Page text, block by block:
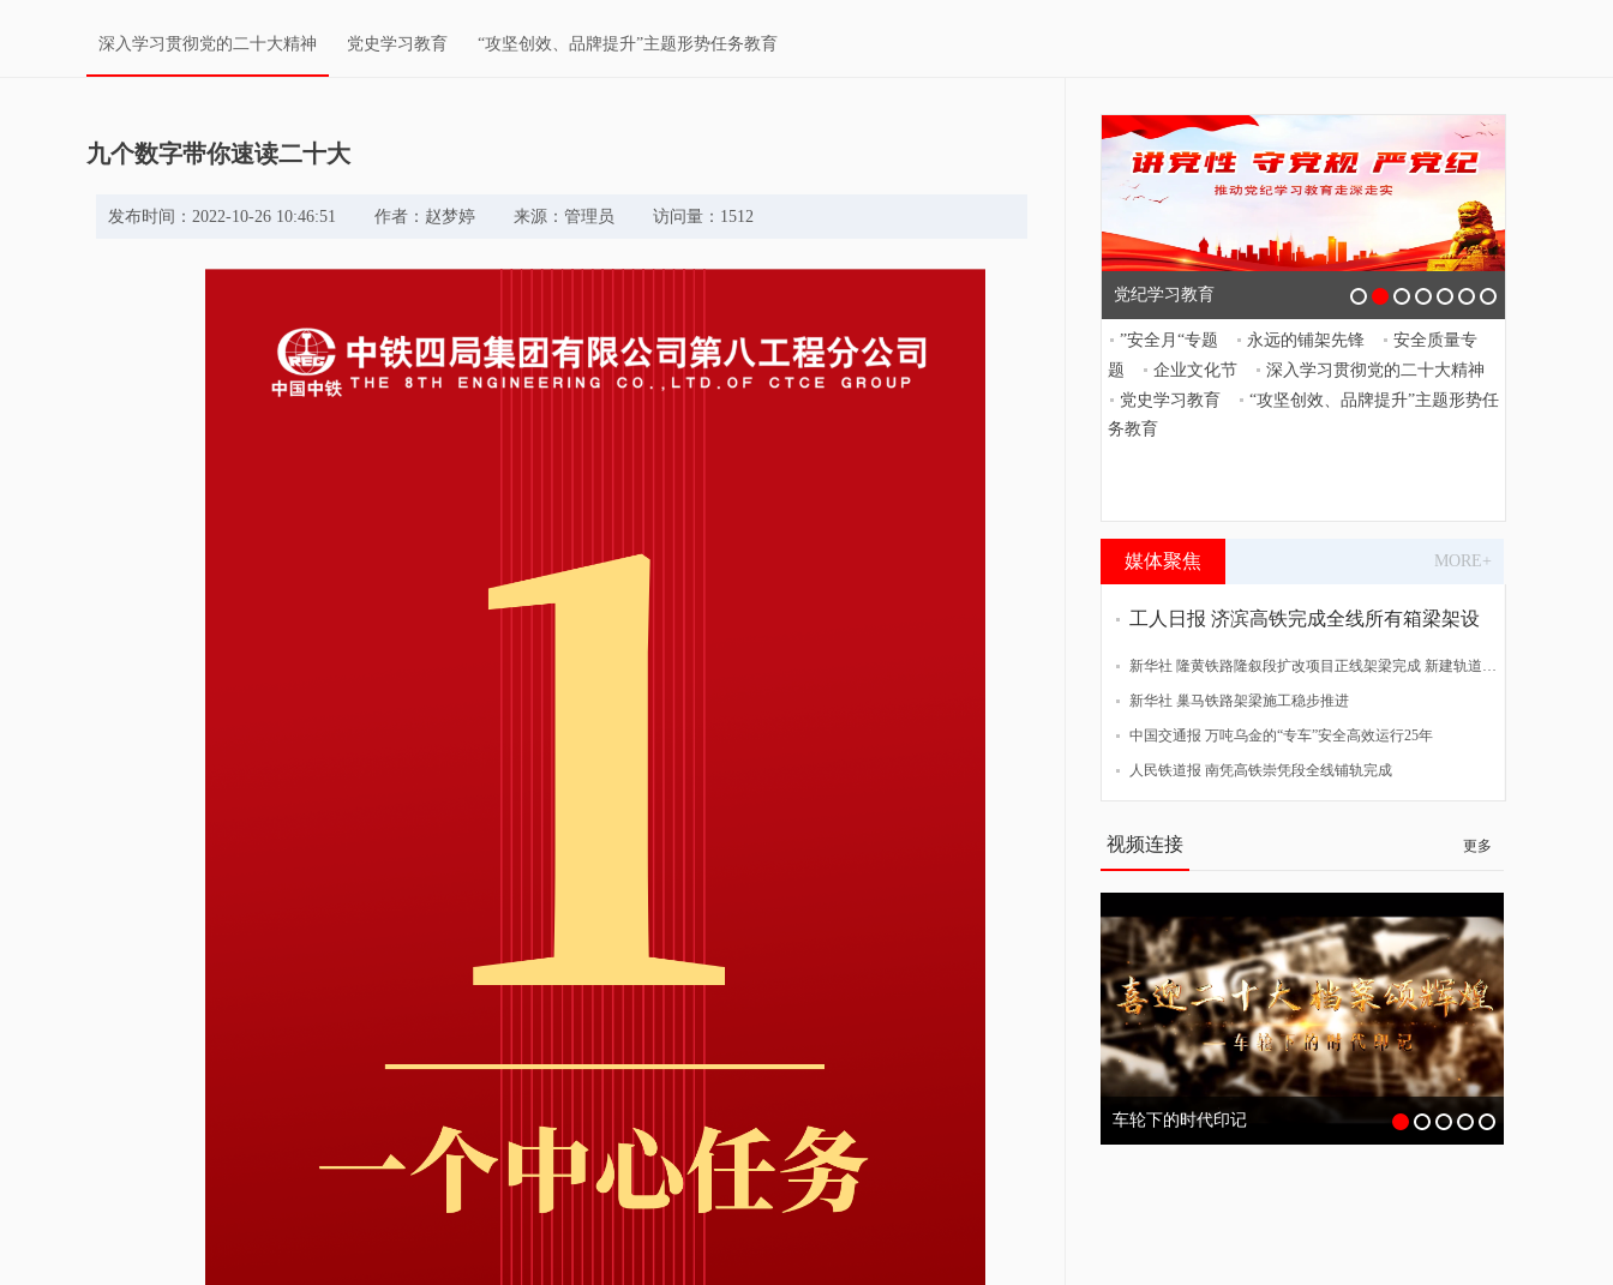
深入学习贯彻党的二十大精神 党史学习教育 “攻坚创效、品牌提升”主题形势任务教育
九个数字带你速读二十大
发布时间：2022-10-26 10:46:51 作者：赵梦婷 来源：管理员 访问量：1512
党纪学习教育
”安全月“专题 永远的铺架先锋
安全质量专
题
企业文化节
深入学习贯彻党的二十大精神
党史学习教育
“攻坚创效、品牌提升”主题形势任
务教育
MORE+
媒体聚焦
工人日报 济滨高铁完成全线所有箱梁架设
新华社 隆黄铁路隆叙段扩改项目正线架梁完成 新建轨道贯通
新华社 巢马铁路架梁施工稳步推进
中国交通报 万吨乌金的“专车”安全高效运行25年
人民铁道报 南凭高铁崇凭段全线铺轨完成
更多
视频连接
车轮下的时代印记